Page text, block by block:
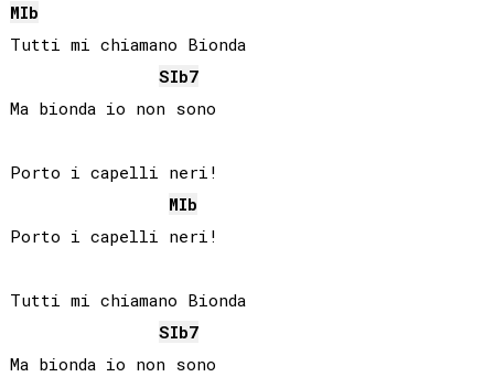
MIb
Tutti mi chiamano Bionda
SIb7
Ma bionda io non sono
Porto i capelli neri!
MIb
Porto i capelli neri!
Tutti mi chiamano Bionda
SIb7
Ma bionda io non sono